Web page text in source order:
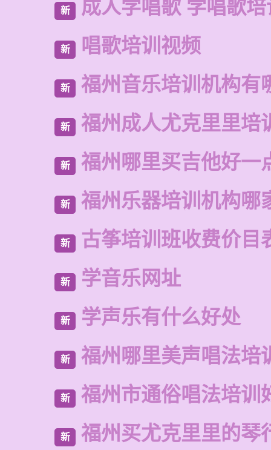
新 成人学唱歌 学唱歌
新 唱歌培训视频
新 福州音乐培训机构有
新 福州成人尤克里里培
新 福州哪里买吉他好一
新 福州乐器培训机构哪
新 古筝培训班收费价目
新 学音乐网址
新 学声乐有什么好处
新 福州哪里美声唱法培
新 福州市通俗唱法培训
新 福州买尤克里里的琴